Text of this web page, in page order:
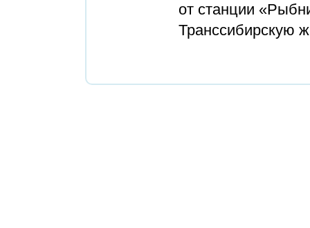
от станции
Транссибирскую